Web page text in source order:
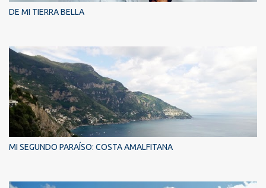
DE MI TIERRA BELLA
MI SEGUNDO PARAÍSO: COSTA AMALFITANA